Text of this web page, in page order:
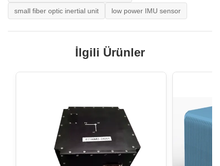
small fiber optic inertial unit low power IMU sensor
İlgili Ürünler